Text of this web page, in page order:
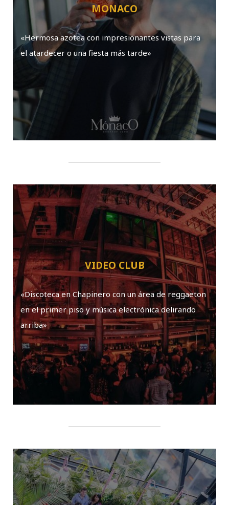
MONACO
«Hermosa azotea con impresionantes vistas para
el atardecer o una fiesta más tarde»
VIDEO CLUB
«Discoteca en Chapinero con un área de reggaeton
en el primer piso y música electrónica delirando
arriba»